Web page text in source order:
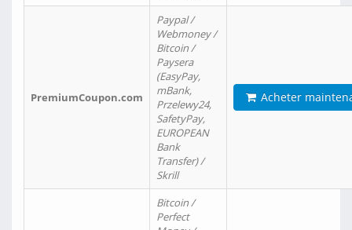
PremiumCoupon.com
Paypal /
Webmoney /
Bitcoin /
Paysera
(EasyPay,
mBank,
Przelewy24,
SafetyPay,
EUROPEAN
Bank
Transfer) /
Skrill
Acheter
Bitcoin /
Perfect